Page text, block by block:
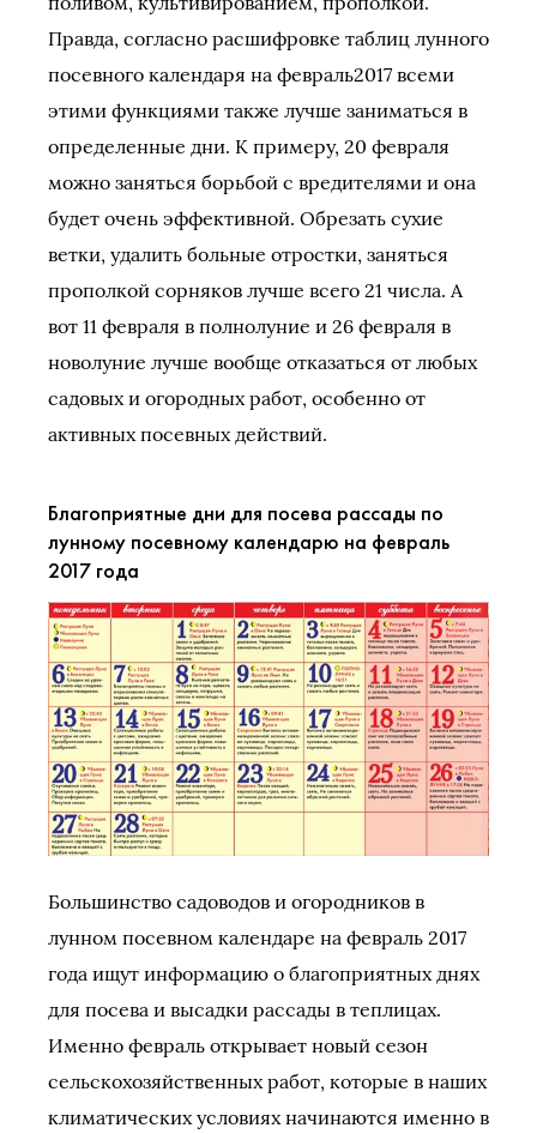
Правда, согласно расшифровке таблиц лунного
посевного календаря на февраль2017 всеми
этими функциями также лучше заниматься в
определенные дни. К примеру, 20 февраля
можно заняться борьбой с вредителями и она
будет очень эффективной. Обрезать сухие
ветки, удалить больные отростки, заняться
прополкой сорняков лучше всего 21 числа. А
вот 11 февраля в полнолуние и 26 февраля в
новолуние лучше вообще отказаться от любых
садовых и огородных работ, особенно от
активных посевных действий.
Благоприятные дни для посева рассады по
лунному посевному календарю на февраль
2017 года
Большинство садоводов и огородников в
лунном посевном календаре на февраль 2017
года ищут информацию о благоприятных днях
для посева и высадки рассады в теплицах.
Именно февраль открывает новый сезон
сельскохозяйственных работ, которые в наших
климатических условиях начинаются именно в